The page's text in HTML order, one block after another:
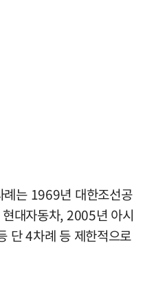
례는 1969년 대한조선공
대자동차, 2005년 아시
단 4차례 등 제한적으로